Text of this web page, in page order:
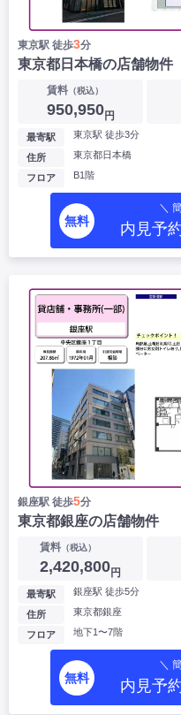
東京駅 徒歩3分
東京都日本橋の店舗物件
賃料（税込）
950,950円
最寄駅 東京駅 徒歩3分
住所 東京都日本橋
フロア B1階
無料
＼
内見予
銀座駅 徒歩5分
東京都銀座の店舗物件
賃料 （税込）
2,420,800円
最寄駅 銀座駅 徒歩5分
住所 東京都銀座
フロア 地下1〜7階
無料
＼
内見予